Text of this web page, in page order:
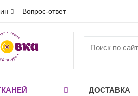
Вопрос-ответ
ДОСТАВКА